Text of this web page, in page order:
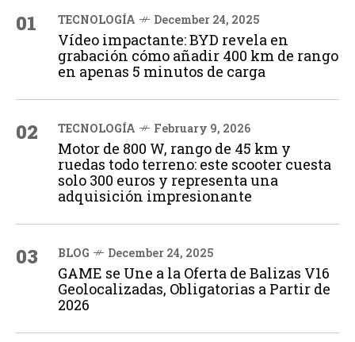
01 TECNOLOGÍA December 24, 2025
Vídeo impactante: BYD revela en
grabación cómo añadir 400 km de rango
en apenas 5 minutos de carga
02 TECNOLOGÍA February 9, 2026
Motor de 800 W, rango de 45 km y
ruedas todo terreno: este scooter cuesta
solo 300 euros y representa una
adquisición impresionante
03 BLOG December 24, 2025
GAME se Une a la Oferta de Balizas V16
Geolocalizadas, Obligatorias a Partir de
2026